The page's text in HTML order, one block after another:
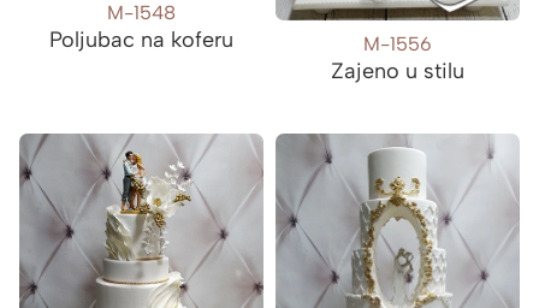
M-1548
Poljubac na koferu M-1556
Zajeno u stilu